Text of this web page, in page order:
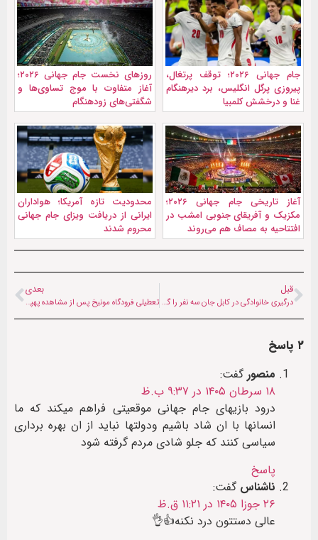
جام جهانی ۲۰۲۶؛ توقف پرتغال،
پیروزی پرگل انگلیس، برد دیرهنگام
غنا و درخشش کلمبیا
روزهای نخست جام جهانی ۲۰۲۶؛
آغاز متفاوت با موج تساوی‌ها و
شگفتی‌های زودهنگام
آغاز تاریخی جام جهانی ۲۰۲۶؛
مکزیک و آفریقای جنوبی امشب در
افتتاحیه به مصاف هم می‌روند
محدودیت تازه آمریکا؛ هواداران
ایرانی از دریافت ویزای جام جهانی
محروم شدند
قبل
درگیری خانوادگی در کابل جان سه نفر را گرفت؛ دو کودک قربانی شدند
بعدی
تعطیلی فرودگاه مونیخ پس از مشاهده پهپاد؛ جست‌وجوی هوایی ادامه دارد
۲ پاسخ
منصور گفت:
۱۸ سرطان ۱۴۰۵ در ۹:۳۷ ب.ظ
درود بازیهای جام جهانی موقعیتی فراهم میکند که ما
انسانها با ان شاد باشیم ودولتها نباید از ان بهره برداری
سیاسی کنند که جلو شادی مردم گرفته شود
پاسخ
ناشناس گفت:
۲۶ جوزا ۱۴۰۵ در ۱۱:۲۱ ق.ظ
عالی دستتون درد نکنه👍👌